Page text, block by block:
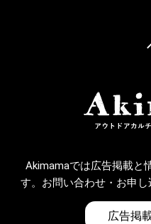
Akimamaでは広告掲載と
す。お問い合わせ・お申し
広告掲